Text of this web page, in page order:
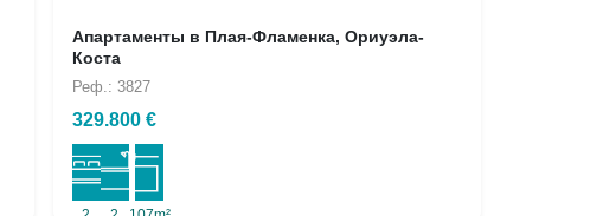
Апартаменты в Плая-Фламенка, Ориуэла-
Коста
Реф.: 3827
329.800 €